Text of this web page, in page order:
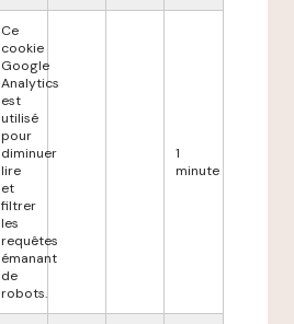
Ce
cookie
Google
Analytics
est
utilisé
pour
diminuer
lire
et
filtrer
les
requêtes
émanant
de
robots.
1
minute